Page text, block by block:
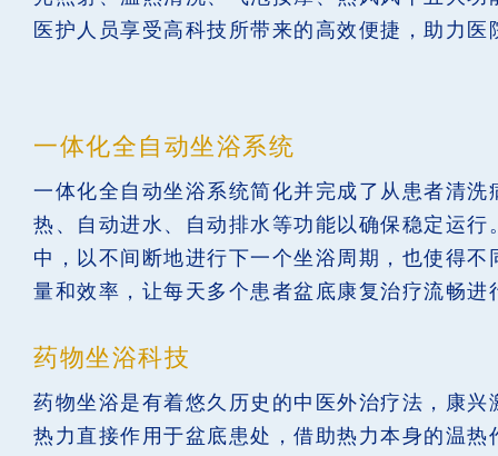
医护人员享受高科技所带来的高效便捷，助力
一体化全自动坐浴系统
一体化全自动坐浴系统简化并完成了从患者清
热、自动进水、自动排水等功能以确保稳定运
中，以不间断地进行下一个坐浴周期，也使得
量和效率，让每天多个患者盆底康复治疗流畅进
药物坐浴科技
药物坐浴是有着悠久历史的中医外治疗法，康
热力直接作用于盆底患处，借助热力本身的温